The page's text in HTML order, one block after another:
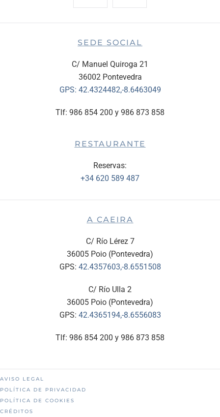
SEDE SOCIAL
C/ Manuel Quiroga 21
36002 Pontevedra
GPS: 42.4324482,-8.6463049
Tlf: 986 854 200 y 986 873 858
RESTAURANTE
Reservas:
+34 620 589 487
A CAEIRA
C/ Río Lérez 7
36005 Poio (Pontevedra)
GPS: 42.4357603,-8.6551508
C/ Río Ulla 2
36005 Poio (Pontevedra)
GPS: 42.4365194,-8.6556083
Tlf: 986 854 200 y 986 873 858
AVISO LEGAL
POLÍTICA DE PRIVACIDAD
POLÍTICA DE COOKIES
CRÉDITOS